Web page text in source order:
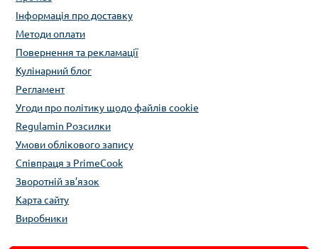
Інформація про доставку
Методи оплати
Повернення та рекламації
Кулінарний блог
Регламент
Угоди про політику щодо файлів cookie
Regulamin Розсилки
Умови облікового запису
Співпраця з PrimeCook
Зворотній зв’язок
Карта сайту
Виробники